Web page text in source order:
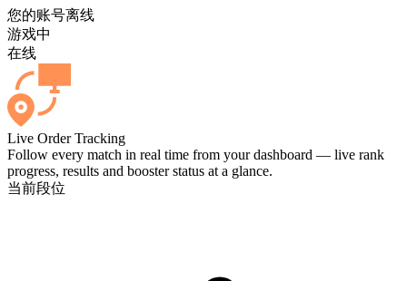
您的账号离线
游戏中
在线
Live Order Tracking
Follow every match in real time from your dashboard — live rank
progress, results and booster status at a glance.
当前段位